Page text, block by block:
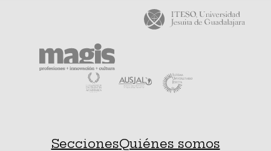
SeccionesQuiénes somos